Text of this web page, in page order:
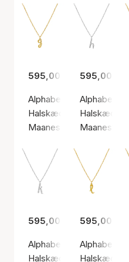
595,00 kr.
Alphabet Necklace G
Halskæde, Guld farve /
Maanesten
595,00 kr.
Alphabet
Halskæde,
Maanesten
595,00 kr.
Alphabet Necklace K
Halskæde, Sølv farve /
595,00 kr.
Alphabet
Halskæde,